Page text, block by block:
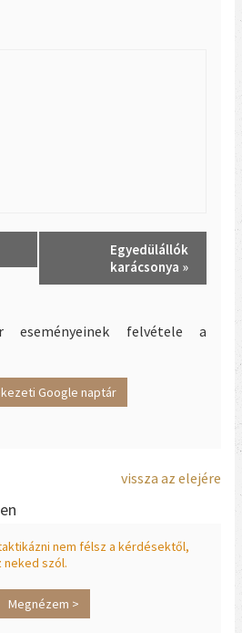
Egyedülállók
karácsonya »
eseményeinek felvétele a
Google naptár
vissza az elejére
nem félsz a kérdésektől,
szól.
Megnézem >